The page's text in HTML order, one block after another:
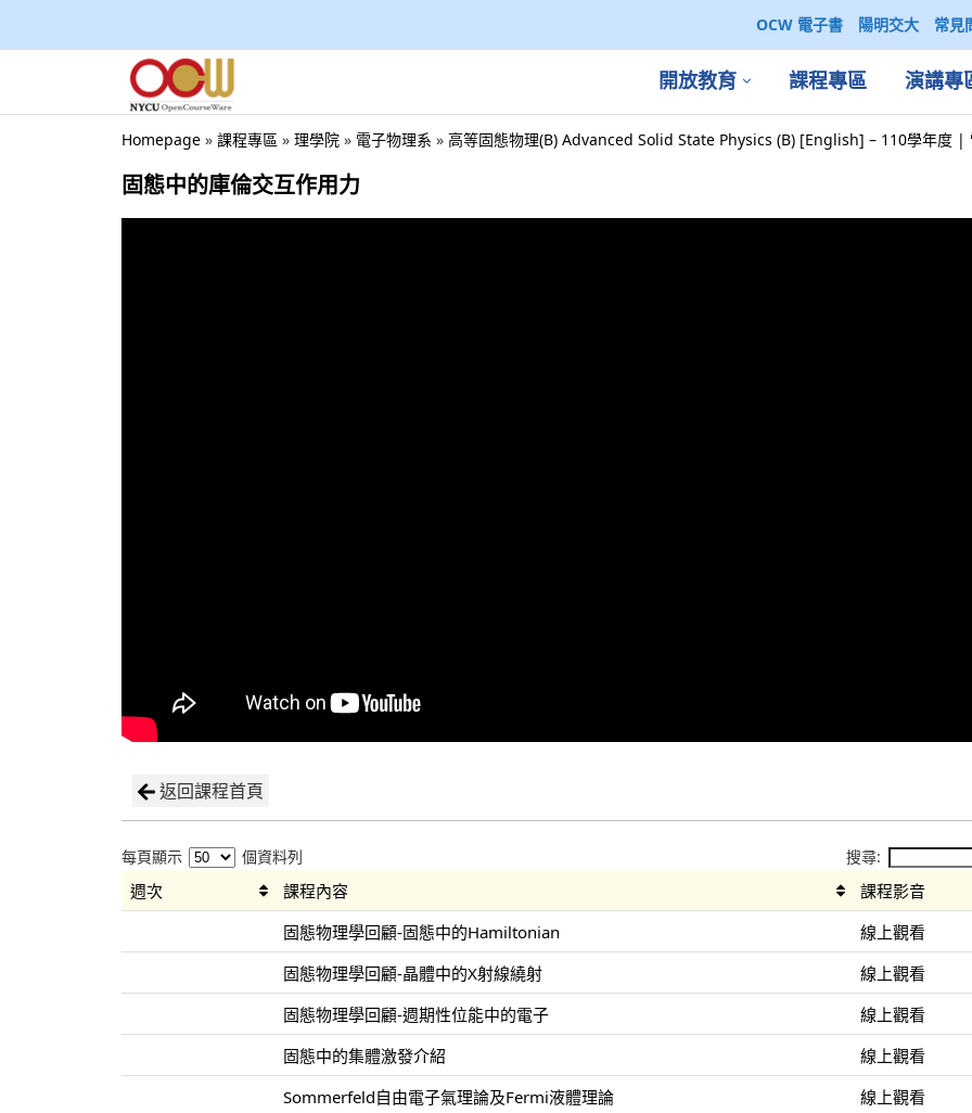
OCW 電子書 陽明交大 常見
開放教育 課程專區 演講專
Homepage » 課程專區 » 理學院 » 電子物理系 » 高等固態物理(B) Advanced Solid State Physics (B) [English] – 110學年度 |
固態中的庫倫交互作用力
返回課程首頁
每頁顯示 個資料列 搜尋:
週次 課程內容
課程影音
固態物理學回顧-固態中的Hamiltonian
線上觀看
固態物理學回顧-晶體中的X射線繞射
線上觀看
固態物理學回顧-週期性位能中的電子
線上觀看
固態中的集體激發介紹
線上觀看
Sommerfeld自由電子氣理論及Fermi液體理論
線上觀看